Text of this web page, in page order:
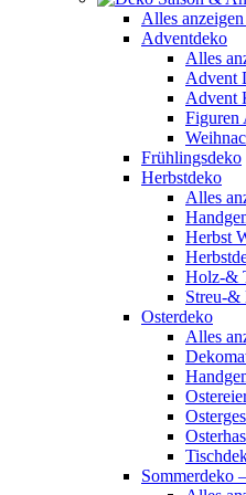
Alles
Adventdeko
Alles
Advent
Advent
Figuren
Frühlingsdeko
Herbstdeko
Alles
Herbst
Holz-&
Streu-&
Osterdeko
Alles
Sommerdeko